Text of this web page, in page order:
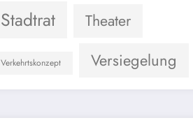
Stadtrat Theater
Verkehrtskonzept Versiegelung